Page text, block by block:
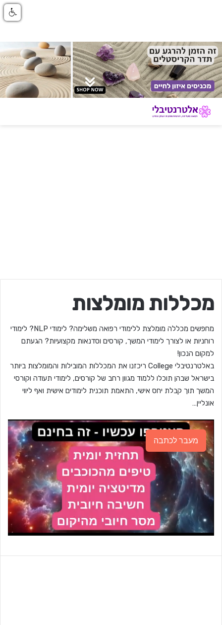
מכללות מומלצות
מחפשים מכללה מומלצת ללימודי רפואה משלימה? לימודי NLP? לימודי
רוחניות או לצורך לימודי המשך, קורסים וסדנאות מקצועיות? הגעתם
למקום הנכון!
באלטרנטיבלי College ריכזנו את המכללות המובילות והמומלצות ביותר
בישראל שבהן תוכלו ללמוד מגוון רחב של קורסים, לימודי תעודה וקורסי
המשך תוך קבלת יחס אישי, התאמת תוכנית לימודים אישית ואף ליווי
אונליין…
מעבר לכתבה